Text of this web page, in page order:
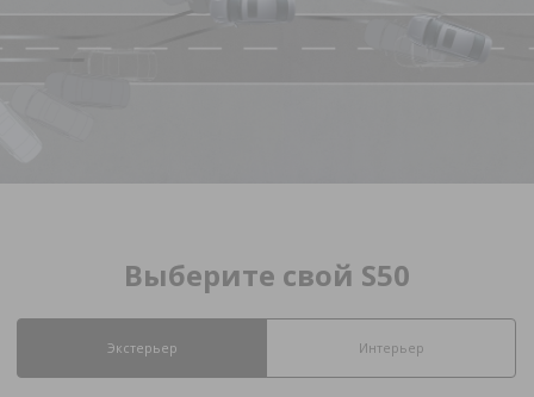
Выберите свой S50
Экстерьер Интерьер